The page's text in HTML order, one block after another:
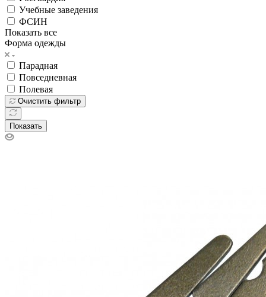
Учебные заведения
ФСИН
Показать все
Форма одежды
Парадная
Повседневная
Полевая
Очистить фильтр
Показать